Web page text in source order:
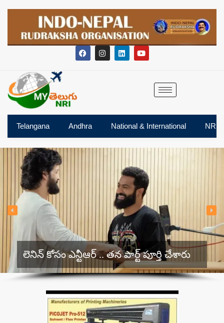
Telangana Andhra National & International NRI
లెనిన్‌ కోసం ఎన్టీఆర్‌ .. తన పార్ట్‌ పూర్తి చేశారు